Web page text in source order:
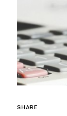
SHARE